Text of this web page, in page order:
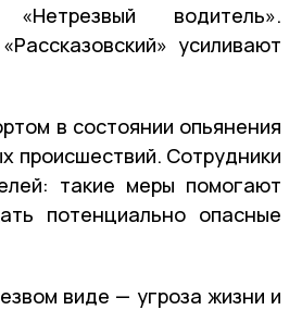
«Нетрезвый водитель».
усиливают
в состоянии опьянения
происшествий. Сотрудники
такие меры помогают
потенциально опасные
виде — угроза жизни и